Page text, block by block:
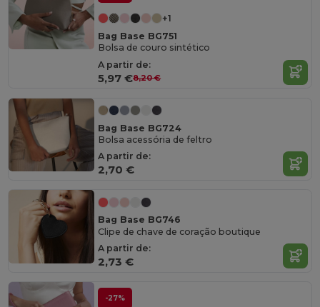
+1
Bag Base BG751
Bolsa de couro sintético
A partir de:
5,97 €8,20 €
Bag Base BG724
Bolsa acessória de feltro
A partir de:
2,70 €
Bag Base BG746
Clipe de chave de coração boutique
A partir de:
2,73 €
-27%